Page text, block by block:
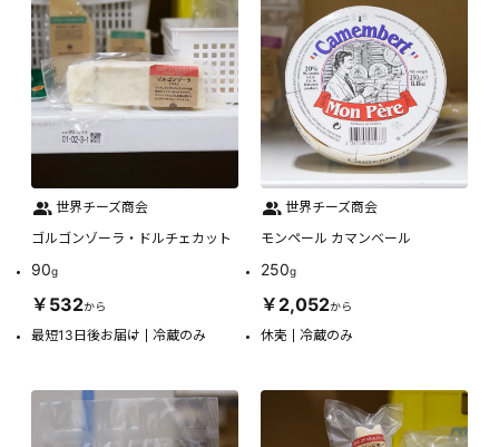
世界チーズ商会
ゴルゴンゾーラ・ドルチェカット
90g
￥532から
最短13日後お届け 冷蔵のみ
世界チーズ商会
モンペール カマンベール
250g
￥2,052から
休売 冷蔵のみ